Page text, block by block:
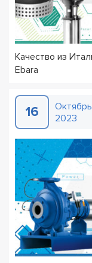
Качество из
Ebara
16
Октябрь
2023